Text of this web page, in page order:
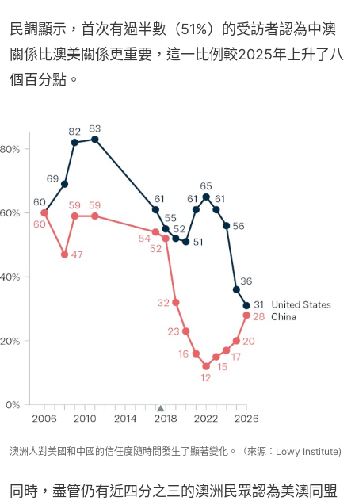
民調顯示，首次有過半數（51%）的受訪者認為中澳
關係比澳美關係更重要，這一比例較2025年上升了八
個百分點。
澳洲人對美國和中國的信任度隨時間發生了顯著變化。（來源：Lowy Institute)
同時，盡管仍有近四分之三的澳洲民眾認為美澳同盟